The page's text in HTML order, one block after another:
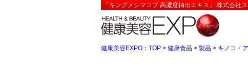
「キングメシマコブ 高濃度抽出エキス」:株式会社
健康美容EXPO：TOP > 健康食品 > 製品 > キノコ・